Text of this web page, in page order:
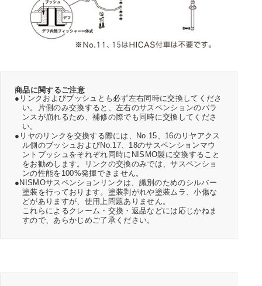
商品に関するご注意
●リンクおよびブッシュとも必ず左右同時に交換してくださ
い。片側のみ交換すると、左右のサスペンションのバラ
ンスが崩れるため、補修の際でも同時に交換してくださ
い。
●リヤのリンクを交換する際には、No.15、16のリヤアクス
ル側のブッシュおよびNo.17、18のサスペンションマウ
ントブッシュをそれぞれ同時にNISMO製に交換すること
をお勧めします。リンクの交換のみでは、サスペンショ
ンの性能を100%発揮できません。
●NISMOサスペンションリンクは、識別のためのシルバー
塗装を行っております。塗装剥がれや塗装ムラ、小傷な
どがありますが、使用上問題ありません。
これらによるクレーム・交換・返品などには応じかねま
すので、あらかじめご了承ください。